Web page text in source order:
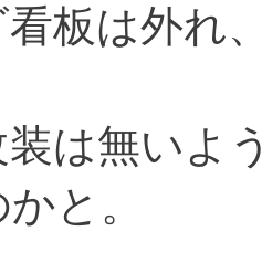
板は外れ
は無いよ
と。